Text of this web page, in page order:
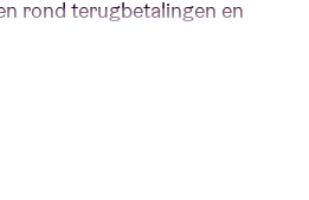
rond terugbetalingen en
in recordtijd drie concerten in
En 2026 belooft nog